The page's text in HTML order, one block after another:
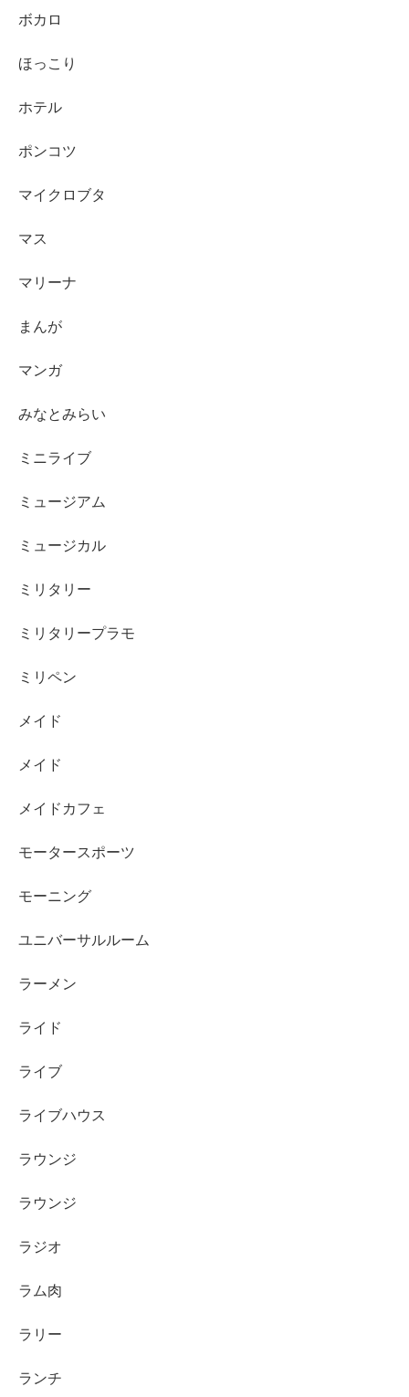
ボカロ
ほっこり
ホテル
ポンコツ
マイクロブタ
マス
マリーナ
まんが
マンガ
みなとみらい
ミニライブ
ミュージアム
ミュージカル
ミリタリー
ミリタリープラモ
ミリペン
メイド
メイド
メイドカフェ
モータースポーツ
モーニング
ユニバーサルルーム
ラーメン
ライド
ライブ
ライブハウス
ラウンジ
ラウンジ
ラジオ
ラム肉
ラリー
ランチ